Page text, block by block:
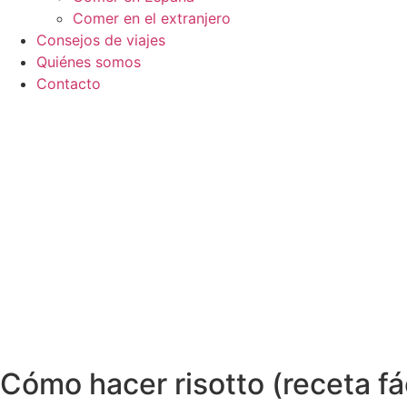
Comer en el extranjero
Consejos de viajes
Quiénes somos
Contacto
Cómo hacer risotto (receta